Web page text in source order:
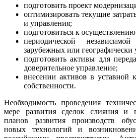
подготовить проект
оптимизировать текущие
и управления;
подготовиться к
периодической
зарубежных или географически
подготовить активы для
доверительное управление;
внесении активов в уставной
собственности.
Необходимость проведения
мере развития сделок слияния и
планов развития производств
новых технологий и